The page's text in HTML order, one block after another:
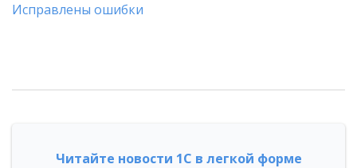
Исправлены ошибки
Читайте новости 1С в легкой форме